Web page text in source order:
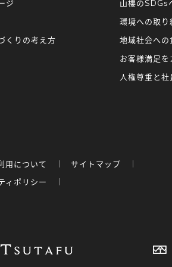
ジ
くりの考え方
山櫻のSDGs
環境への取り
地域社会への
お客様満足を
人権尊重と
用について
サイトマップ
ィポリシー